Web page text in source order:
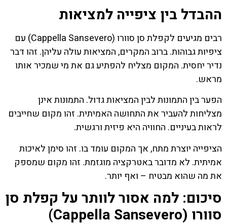
ההבדל בין ציפייה למציאות
רבים מגיעים לקפלת סן סוורו (Cappella Sansevero) עם
ציפיות גבוהות. ברוב המקרים, המציאות עולה עליהן. זהו דבר
נדיר יחסית. המקום מצליח להפתיע גם את מי שמכיר אותו
מראש.
הפער בין התמונות לבין המציאות גדול. התמונות אינן
מצליחות להעביר את התחושה האמיתית. זהו מקום שחייבים
לראות בעיניים. החוויה היא פיזית ורגשית.
הציפייה יוצרת מתח, אך המקום עומד בו. זהו סימן לאיכות
אמיתית. לא מדובר באטרקציה מוגזמת. זהו מקום שמספק
את מה שהוא מבטיח – ואף יותר.
סיכום: למה אסור לוותר על קפלת סן
סוורו (Cappella Sansevero)